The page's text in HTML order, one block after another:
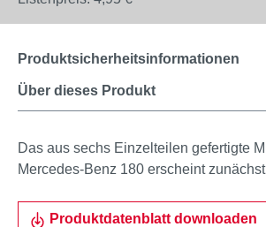
Über dieses Produkt
Produktsicherheitsinformationen
Das aus sechs Einzelteilen gefertigte
Mercedes-Benz 180 erscheint
Produktdatenblatt downloaden